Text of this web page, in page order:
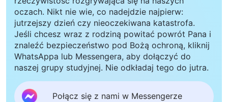
oczach. Nikt nie wie, co nadejdzie najpierw:
jutrzejszy dzień czy nieoczekiwana katastrofa.
Jeśli chcesz wraz z rodziną powitać powrót Pana i
znaleźć bezpieczeństwo pod Bożą ochroną, kliknij
WhatsAppa lub Messengera, aby dołączyć do
naszej grupy studyjnej. Nie odkładaj tego do jutra.
Połącz się z nami w Messengerze